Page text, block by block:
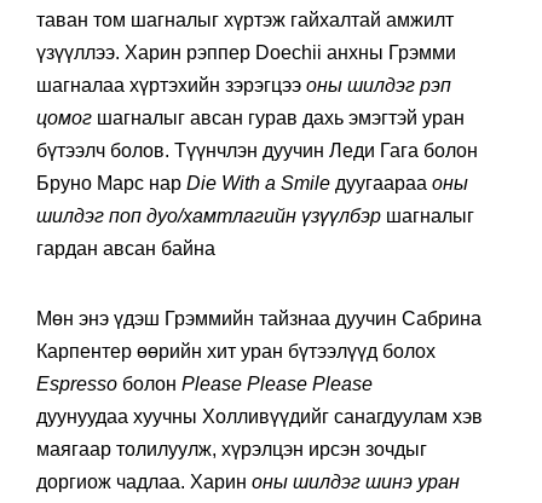
таван том шагналыг хүртэж гайхалтай амжилт
үзүүллээ. Харин рэппер Doechii анхны Грэмми
шагналаа хүртэхийн зэрэгцээ оны шилдэг рэп
цомог шагналыг авсан гурав дахь эмэгтэй уран
бүтээлч болов. Түүнчлэн дуучин Леди Гага болон
Бруно Марс нар Die With a Smile дуугаараа оны
шилдэг поп дуо/хамтлагийн үзүүлбэр шагналыг
гардан авсан байна
Мөн энэ үдэш Грэммийн тайзнаа дуучин Сабрина
Карпентер өөрийн хит уран бүтээлүүд болох
Espresso болон Please Please Please
дуунуудаа хуучны Холливүүдийг санагдуулам хэв
маягаар толилуулж, хүрэлцэн ирсэн зочдыг
доргиож чадлаа. Харин оны шилдэг шинэ уран